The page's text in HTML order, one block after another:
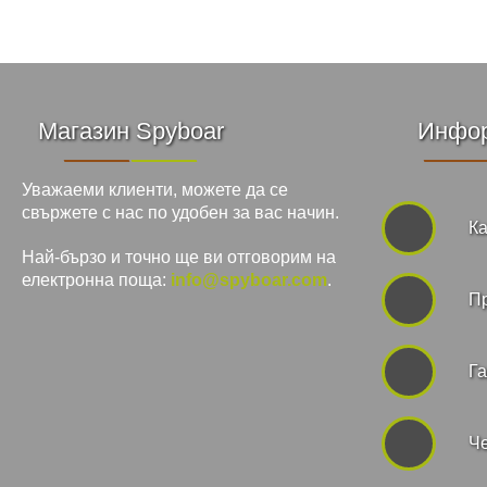
Магазин Spyboar
Уважаеми клиенти, можете да се
свържете с нас по удобен за вас начин.
Най-бързо и точно ще ви отговорим на
електронна поща: info@spyboar.com.